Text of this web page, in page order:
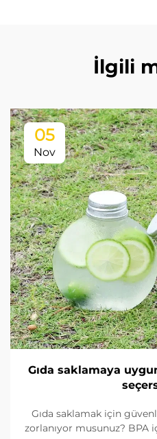
İlgili
05
Nov
Gıda saklamaya
Gıda saklamak için
zorlanıyor musunuz? BPA